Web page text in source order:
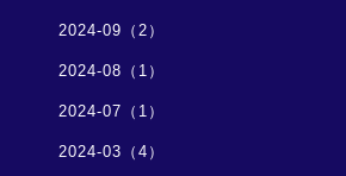
2024-09（2）
2024-08（1）
2024-07（1）
2024-03（4）